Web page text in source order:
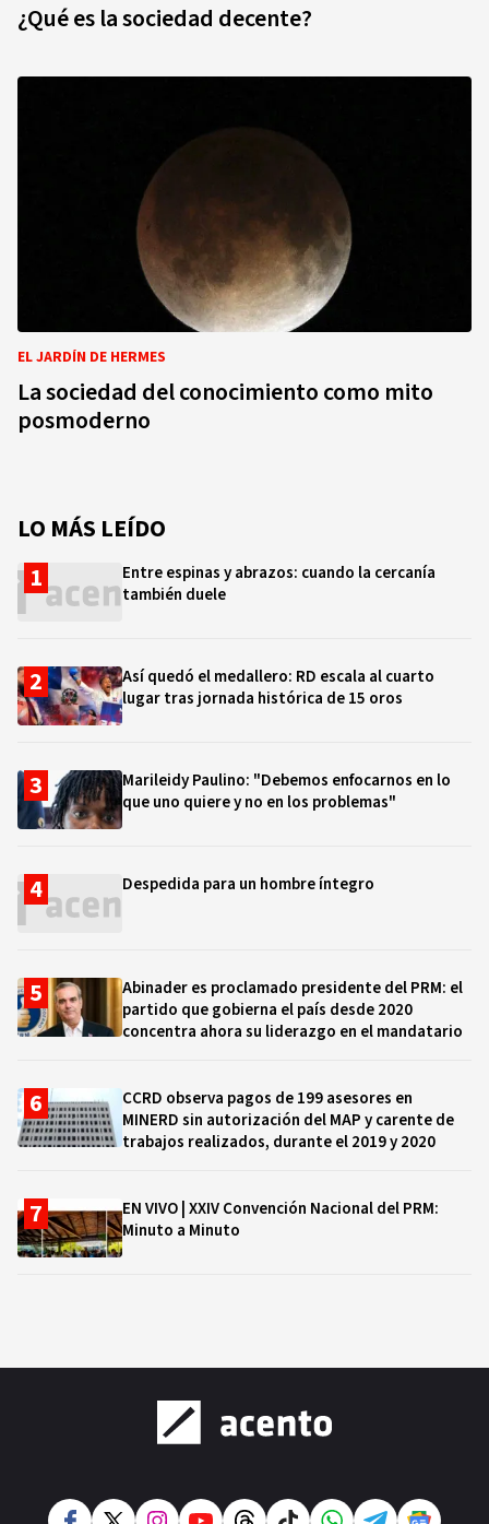
¿Qué es la sociedad decente?
EL JARDÍN DE HERMES
La sociedad del conocimiento como mito
posmoderno
LO MÁS LEÍDO
Entre espinas y abrazos: cuando la cercanía
también duele
Así quedó el medallero: RD escala al cuarto
lugar tras jornada histórica de 15 oros
Marileidy Paulino: "Debemos enfocarnos en lo
que uno quiere y no en los problemas"
Despedida para un hombre íntegro
Abinader es proclamado presidente del PRM: el
partido que gobierna el país desde 2020
concentra ahora su liderazgo en el mandatario
CCRD observa pagos de 199 asesores en
MINERD sin autorización del MAP y carente de
trabajos realizados, durante el 2019 y 2020
EN VIVO | XXIV Convención Nacional del PRM:
Minuto a Minuto